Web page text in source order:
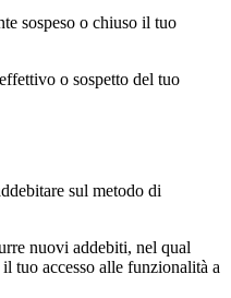
sospeso o chiuso il tuo
o sospetto del tuo
sul metodo di
nuovi addebiti, nel qual
tuo accesso alle funzionalità a